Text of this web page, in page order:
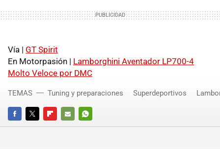
Vía | GT Spirit
En Motorpasión | Lamborghini Aventador LP700-4
Molto Veloce por DMC
FACEBOOKTWITTERFLIPBOARD
E-
WHATSAPP
TEMAS Tuning y preparaciones Superdeportivos